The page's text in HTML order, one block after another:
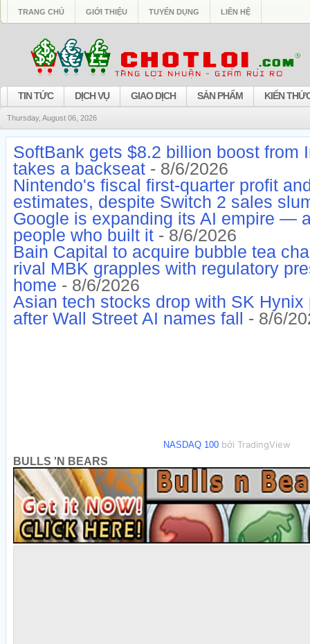
TRANG CHỦ GIỚI THIỆU TUYỂN DỤNG LIÊN HỆ
TIN TỨC DỊCH VỤ GIAO DỊCH SẢN PHẨM KIẾN
Thursday, August 06, 2026
SoftBank gets $8.2 billion boost from
takes a backseat - 8/6/2026
Nintendo's fiscal first-quarter profit
estimates, despite Switch 2 sales
Google is expanding its AI empire —
people who built it - 8/6/2026
Bain Capital to acquire bubble tea
rival MBK grapples with regulatory
home - 8/6/2026
Asian tech stocks drop with SK Hynix
after Wall Street AI names fall
- 8/6/
NASDAQ 100 bởi TradingView
BULLS 'N BEARS